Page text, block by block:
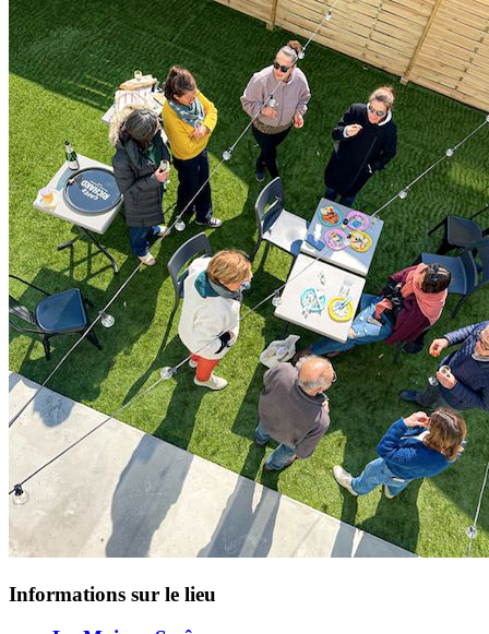
Informations sur le lieu